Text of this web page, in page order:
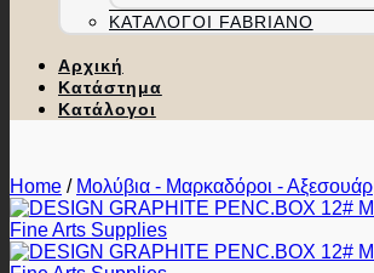
ΚΑΤΆΛΟΓΟΙ FABRIANO
Αρχική
Κατάστημα
Κατάλογοι
Home / Μολύβια - Μαρκαδόροι - Αξεσουάρ